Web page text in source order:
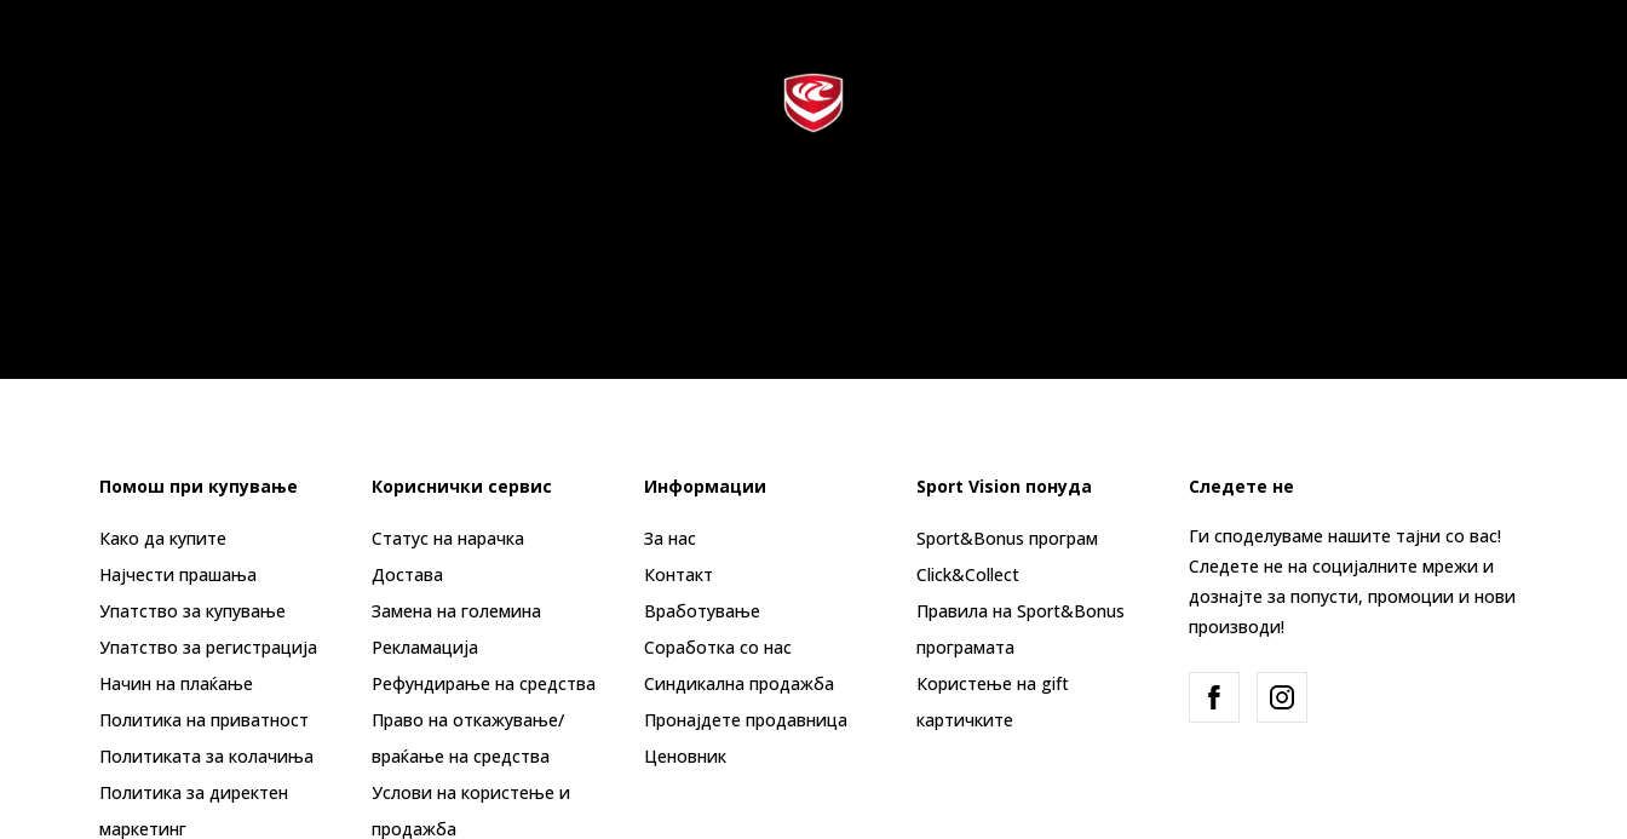
Помош при купување
Како да купите
Најчести прашања
Упатство за купување
Упатство за регистрација
Начин на плаќање
Политика на приватност
Политиката за колачиња
Политика за директен
маркетинг
Кориснички сервис
Статус на нарачка
Достава
Замена на големина
Рекламациja
Рефундирање на средства
Право на откажување/
враќање на средства
Услови на користење и
продажба
Информации
За нас
Контакт
Вработување
Соработка со нас
Синдикална продажба
Пронајдете продавница
Ценовник
Sport Vision понуда
Sport&Bonus програм
Click&Collect
Правила на Sport&Bonus
програмата
Користење на gift
картичките
Следете не
Ги споделуваме нашите тајни со вас!
Следете не на социјалните мрежи и
дознајте за попусти, промоции и нови
производи!